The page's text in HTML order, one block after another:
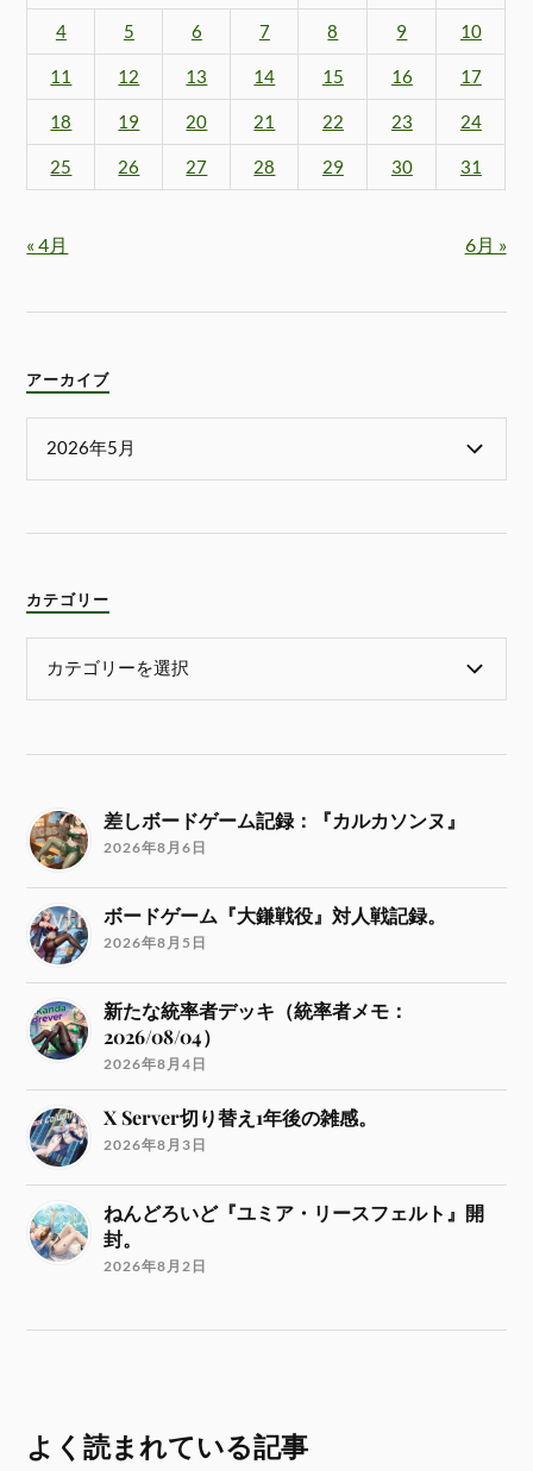
4 5 6 7 8 9 10
11 12 13 14 15 16 17
18 19 20 21 22 23 24
25 26 27 28 29 30 31
« 4月 6月 »
アーカイブ
カテゴリー
差しボードゲーム記録：『カルカソンヌ』
2026年8月6日
ボードゲーム『大鎌戦役』対人戦記録。
2026年8月5日
新たな統率者デッキ（統率者メモ：
2026/08/04）
2026年8月4日
X Server切り替え1年後の雑感。
2026年8月3日
ねんどろいど『ユミア・リースフェルト』開
封。
2026年8月2日
よく読まれている記事